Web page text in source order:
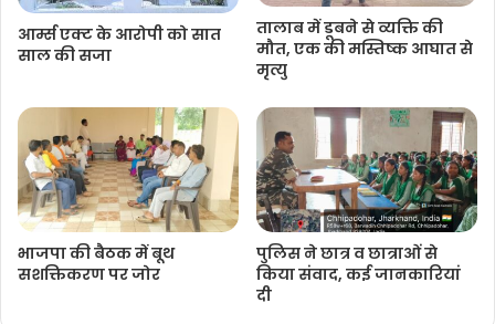
आर्म्स एक्ट के आरोपी को सात
साल की सजा
तालाब में डूबने से व्यक्ति की
मौत, एक की मस्तिष्क आघात से
मृत्यु
भाजपा की बैठक में बूथ
सशक्तिकरण पर जोर
पुलिस ने छात्र व छात्राओं से
किया संवाद, कई जानकारियां
दी